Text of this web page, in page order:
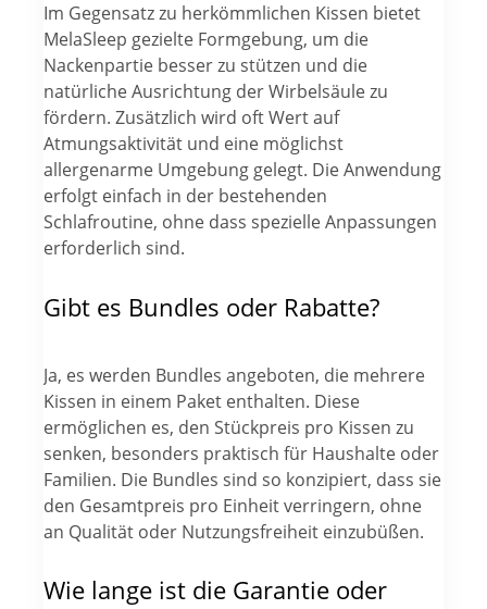
Im Gegensatz zu herkömmlichen Kissen bietet
MelaSleep gezielte Formgebung, um die
Nackenpartie besser zu stützen und die
natürliche Ausrichtung der Wirbelsäule zu
fördern. Zusätzlich wird oft Wert auf
Atmungsaktivität und eine möglichst
allergenarme Umgebung gelegt. Die Anwendung
erfolgt einfach in der bestehenden
Schlafroutine, ohne dass spezielle Anpassungen
erforderlich sind.
Gibt es Bundles oder Rabatte?
Ja, es werden Bundles angeboten, die mehrere
Kissen in einem Paket enthalten. Diese
ermöglichen es, den Stückpreis pro Kissen zu
senken, besonders praktisch für Haushalte oder
Familien. Die Bundles sind so konzipiert, dass sie
den Gesamtpreis pro Einheit verringern, ohne
an Qualität oder Nutzungsfreiheit einzubüßen.
Wie lange ist die Garantie oder